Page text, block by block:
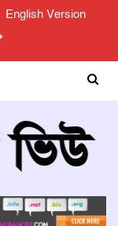
English Version